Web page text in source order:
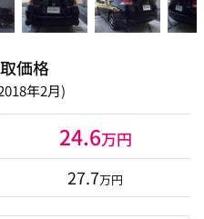
価格
年2月)
24.6万円
27.7万円